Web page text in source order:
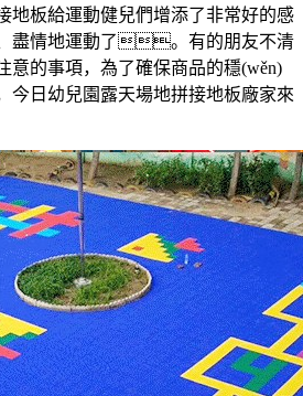
板給運動健兒們增添了非常好的感
情地運動了。有的朋友不清
意的事項，為了確保商品的穩(wěn)
日幼兒園露天場地拼接地板廠家來